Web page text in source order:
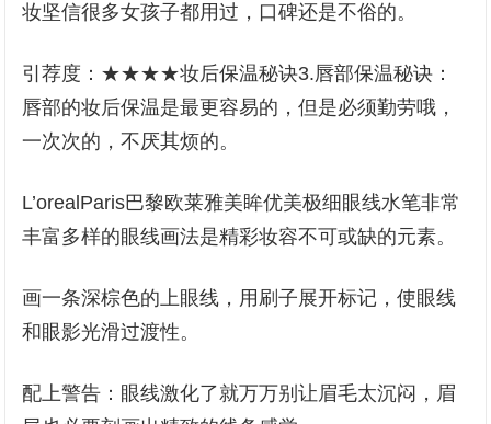
妆坚信很多女孩子都用过，口碑还是不俗的。
引荐度：★★★★妆后保温秘诀3.唇部保温秘诀：
唇部的妆后保温是最更容易的，但是必须勤劳哦，
一次次的，不厌其烦的。
L’orealParis巴黎欧莱雅美眸优美极细眼线水笔非常
丰富多样的眼线画法是精彩妆容不可或缺的元素。
画一条深棕色的上眼线，用刷子展开标记，使眼线
和眼影光滑过渡性。
配上警告：眼线激化了就万万别让眉毛太沉闷，眉